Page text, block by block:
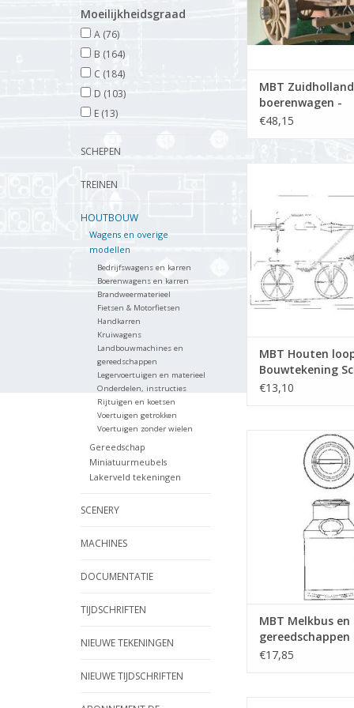
Moeilijkheidsgraad
A (76)
B (164)
C (184)
D (103)
E(13)
SCHEPEN
TREINEN
HOUTBOUW
Wagens en overige
modellen
Bedrijfswagens en karren
Boerenwagens en karren
Brandweermaterieel
Fietsen & Motorfietsen
Handkarren
Kruiwagens
Landbouwmachines en
gereedschappen
Legervoertuigen en materieel
Onderdelen, instructies
Rijtuigen en koetsen
Voertuigen getrokken
Voertuigen zonder wielen
Gereedschap
Miniatuurmeubels
Lakerveld tekeningen
SCENERY
MACHINES
DOCUMENTATIE
TIJDSCHRIFTEN
NIEUWE TEKENINGEN
NIEUWE TIJDSCHRIFTEN
MBT
boerenwagen -
Bouwtekening
€48,15
TOEVOEGEN AAN
MBT Houten
Bouwtekening
N/A (40.43.009)
€13,10
MBT Melkbus
gereedschappen -
Schaal 1 : 8
TOEVOEGEN AAN
MBT Melkbus en
gereedschappen
Bouwtekening
€17,85